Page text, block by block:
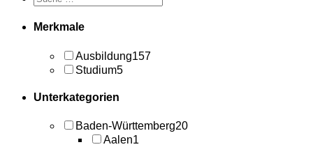
Merkmale
Ausbildung157
Studium5
Unterkategorien
Baden-Württemberg20
Aalen1